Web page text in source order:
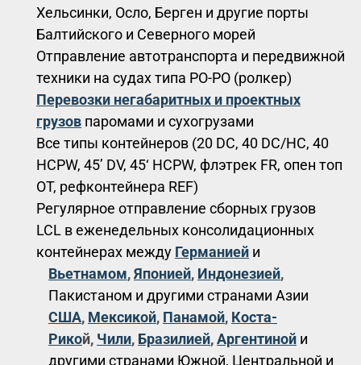
Хельсинки, Осло, Берген и другие порты
Балтийского и Северного морей
Отправление автотранспорта и передвижной
техники на судах типа РО-РО (ролкер)
Перевозки негабаритных и проектных
грузов паромами и сухогрузами
Все типы контейнеров (20 DC, 40 DC/HC, 40
HCPW, 45’ DV, 45‘ HCPW, флэтрек FR, опен топ
OT, рефконтейнера REF)
Регулярное отправление сборных грузов
LCL в еженедельных консолидационных
контейнерах между Германией и
Вьетнамом,Японией, Индонезией,
Пакистаном и другими странами Азии
США, Мексикой, Панамой, Коста-
Рикой, Чили, Бразилией,Аргентиной и
другими странами Южной, Центральной и